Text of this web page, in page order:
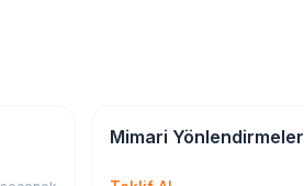
İSG & Levha
Mimari Yönlendirmeler